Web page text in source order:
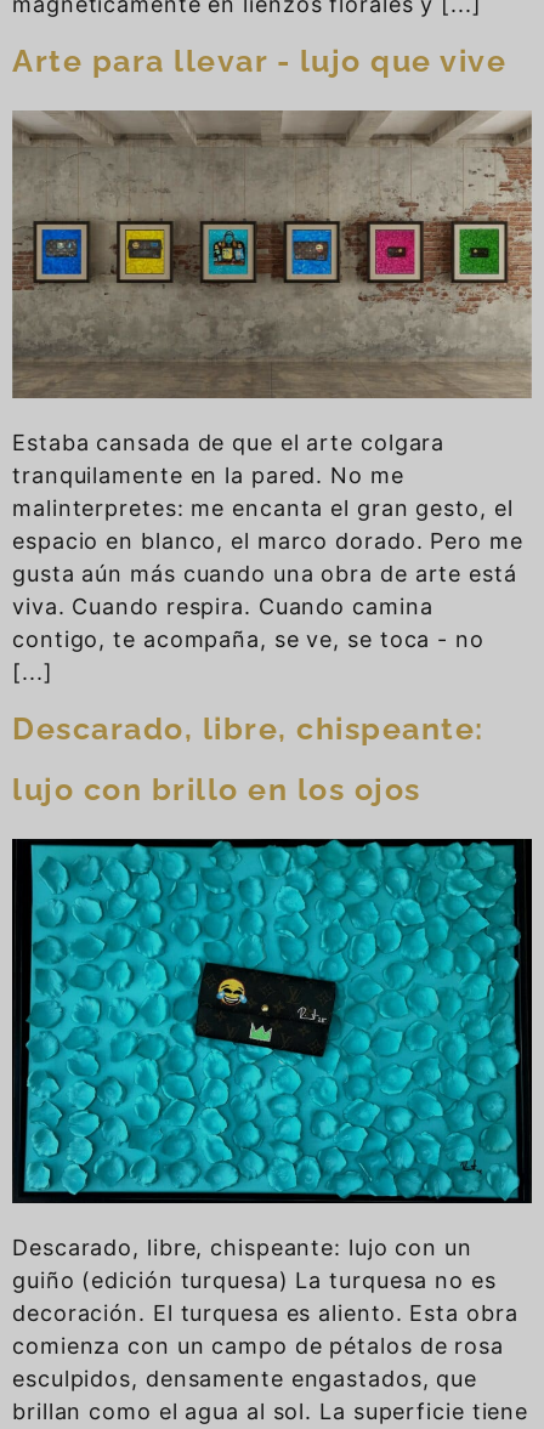
Arte para llevar - lujo que vive
Estaba cansada de que el arte colgara
tranquilamente en la pared. No me
malinterpretes: me encanta el gran gesto, el
espacio en blanco, el marco dorado. Pero me
gusta aún más cuando una obra de arte está
viva. Cuando respira. Cuando camina
contigo, te acompaña, se ve, se toca - no
[...]
Descarado, libre, chispeante:
lujo con brillo en los ojos
Descarado, libre, chispeante: lujo con un
guiño (edición turquesa) La turquesa no es
decoración. El turquesa es aliento. Esta obra
comienza con un campo de pétalos de rosa
esculpidos, densamente engastados, que
brillan como el agua al sol. La superficie tiene